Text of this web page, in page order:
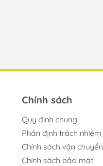
Chính sách
Quy định chung
Phân định trách nhiệm
Chính sách vận chuyển
Chính sách bảo mật